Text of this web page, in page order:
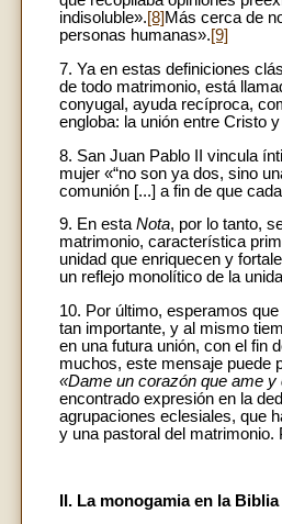
indisoluble».[8] Más cerca de
personas humanas».[9]
7. Ya en estas definiciones
de todo matrimonio, está
conyugal, ayuda recíproca,
engloba: la unión entre Cristo
8. San Juan Pablo II vincula
mujer «“no son ya dos, sino
comunión [...] a fin de que
9. En estaNota, por lo tanto,
matrimonio, característica
unidad que enriquecen y
un reflejo monolítico de la
10. Por último, esperamos
tan importante, y al mismo
en una futura unión, con el fin
muchos, este mensaje puede
«Dame un corazón que ame y
encontrado expresión en la
agrupaciones eclesiales, que
y una pastoral del
II. La monogamia en la Biblia